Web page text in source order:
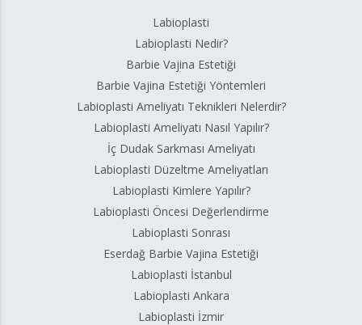
Labioplasti
Labioplasti Nedir?
Barbie Vajina Estetiği
Barbie Vajina Estetiği Yöntemleri
Labioplasti Ameliyatı Teknikleri Nelerdir?
Labioplasti Ameliyatı Nasıl Yapılır?
İç Dudak Sarkması Ameliyatı
Labioplasti Düzeltme Ameliyatları
Labioplasti Kimlere Yapılır?
Labioplasti Öncesi Değerlendirme
Labioplasti Sonrası
Eserdağ Barbie Vajina Estetiği
Labioplasti İstanbul
Labioplasti Ankara
Labioplasti İzmir